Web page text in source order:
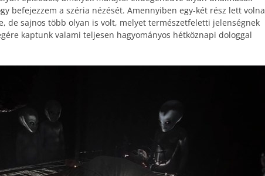
befejezzem a széria nézését. Amennyiben egy-két rész lett volna
de sajnos több olyan is volt, melyet természetfeletti jelenségnek
kaptunk valami teljesen hagyományos hétköznapi dologgal